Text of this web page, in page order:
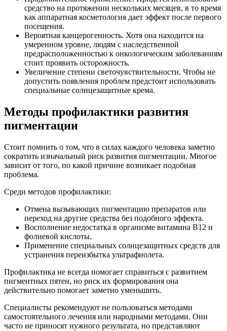
средство на протяжении нескольких месяцев, в то время
как аппаратная косметология дает эффект после первого
посещения.
Вероятная канцерогенность. Хотя она находится на
умеренном уровне, людям с наследственной
предрасположенностью к онкологическим заболеваниям
стоит проявить осторожность.
Увеличение степени светочувствительности. Чтобы не
допустить появления проблем предстоит использовать
специальные солнцезащитные крема.
Методы профилактики развития
пигментации
Стоит помнить о том, что в силах каждого человека заметно
сократить изначальный риск развития пигментации. Многое
зависит от того, по какой причине возникает подобная
проблема.
Среди методов профилактики:
Отмена вызывающих пигментацию препаратов или
переход на другие средства без подобного эффекта.
Восполнение недостатка в организме витамина В12 и
фолиевой кислоты.
Применение специальных солнцезащитных средств для
устранения переизбытка ультрафиолета.
Профилактика не всегда помогает справиться с развитием
пигментных пятен, но риск их формирования она
действительно помогает заметно уменьшить.
Специалисты рекомендуют не пользоваться методами
самостоятельного лечения или народными методами. Они
часто не приносят нужного результата, но представляют